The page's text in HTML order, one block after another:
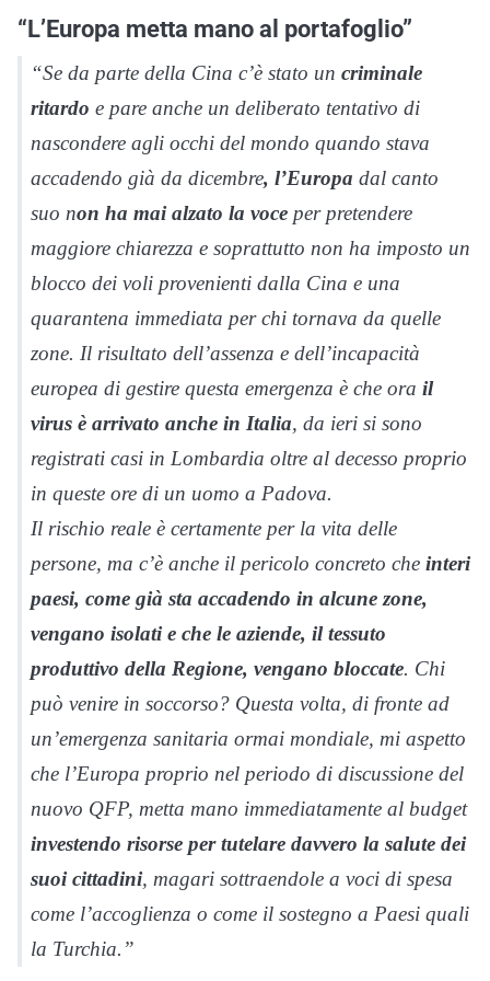
“L’Europa metta mano al portafoglio”
“Se da parte della Cina c’è stato un criminale
ritardo e pare anche un deliberato tentativo di
nascondere agli occhi del mondo quando stava
accadendo già da dicembre, l’Europa dal canto
suo non ha mai alzato la voce per pretendere
maggiore chiarezza e soprattutto non ha imposto un
blocco dei voli provenienti dalla Cina e una
quarantena immediata per chi tornava da quelle
zone. Il risultato dell’assenza e dell’incapacità
europea di gestire questa emergenza è che ora il
virus è arrivato anche in Italia, da ieri si sono
registrati casi in Lombardia oltre al decesso proprio
in queste ore di un uomo a Padova.
Il rischio reale è certamente per la vita delle
persone, ma c’è anche il pericolo concreto che interi
paesi, come già sta accadendo in alcune zone,
vengano isolati e che le aziende, il tessuto
produttivo della Regione, vengano bloccate. Chi
può venire in soccorso? Questa volta, di fronte ad
un’emergenza sanitaria ormai mondiale, mi aspetto
che l’Europa proprio nel periodo di discussione del
nuovo QFP, metta mano immediatamente al budget
investendo risorse per tutelare davvero la salute dei
suoi cittadini, magari sottraendole a voci di spesa
come l’accoglienza o come il sostegno a Paesi quali
la Turchia.”